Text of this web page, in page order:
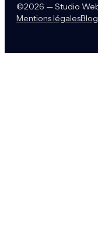
©2026 — Studio
Mentions légalesBlog